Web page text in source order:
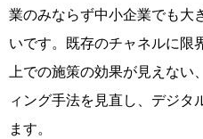
業のみならず中小企業でも大
いです。既存のチャネルに限
上での施策の効果が見えない
ィング手法を見直し、デジタ
ます。